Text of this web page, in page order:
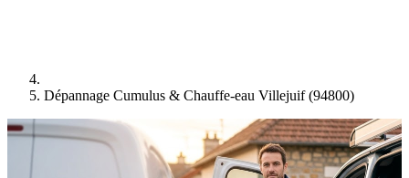
Dépannage Cumulus & Chauffe-eau Villejuif (94800)